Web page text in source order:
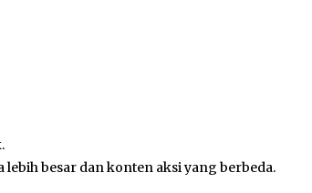
lebih besar dan konten aksi yang berbeda.